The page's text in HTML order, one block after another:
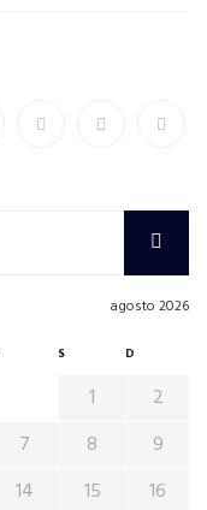
agosto 2026
S D
1
2
7 8
9
14 15
16